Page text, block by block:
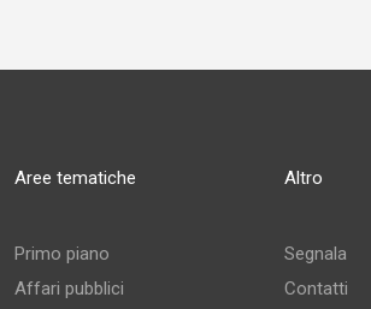
Aree tematiche
Primo piano
Affari pubblici
Altro
Segnala
Contatti